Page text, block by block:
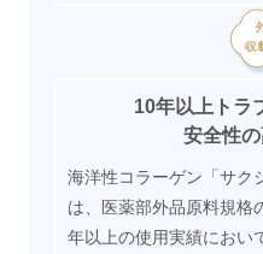
10年以上トラ
安全性の
海洋性コラーゲン「サク
は、医薬部外品原料規格
年以上の使用実績におい